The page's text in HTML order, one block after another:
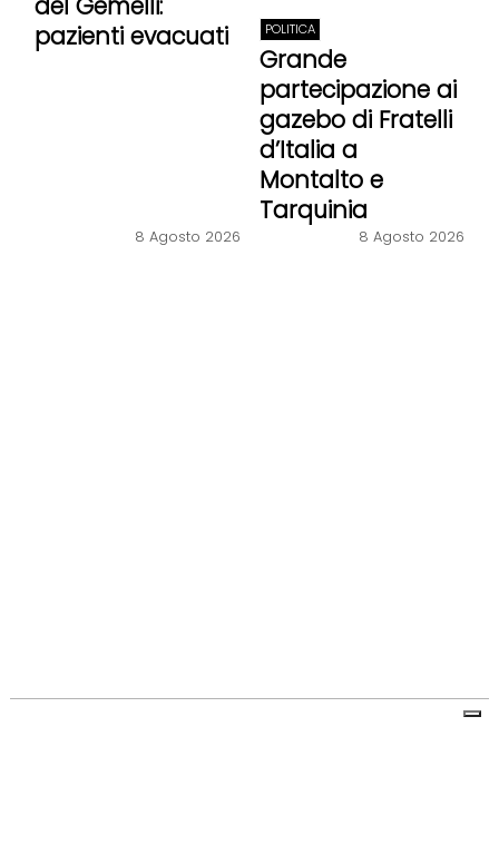
pazienti evacuati
8 Agosto 2026
POLITICA
Grande
partecipazione ai
gazebo di Fratelli
d’Italia a
Montalto e
Tarquinia
8 Agosto 2026